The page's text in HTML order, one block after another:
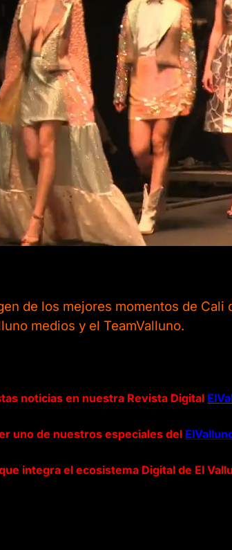
de los mejores momentos de
medios y el TeamValluno.
noticias en nuestra Revista Digital
uno de nuestros especiales del
integra el ecosistema Digital de El